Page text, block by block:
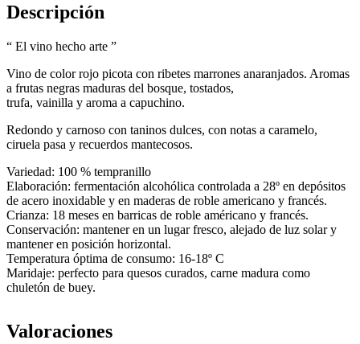
Descripción
“ El vino hecho arte ”
Vino de color rojo picota con ribetes marrones anaranjados. Aromas
a frutas negras maduras del bosque, tostados,
trufa, vainilla y aroma a capuchino.
Redondo y carnoso con taninos dulces, con notas a caramelo,
ciruela pasa y recuerdos mantecosos.
Variedad: 100 % tempranillo
Elaboración: fermentación alcohólica controlada a 28º en depósitos
de acero inoxidable y en maderas de roble americano y francés.
Crianza: 18 meses en barricas de roble américano y francés.
Conservación: mantener en un lugar fresco, alejado de luz solar y
mantener en posición horizontal.
Temperatura óptima de consumo: 16-18º C
Maridaje: perfecto para quesos curados, carne madura como
chuletón de buey.
Valoraciones